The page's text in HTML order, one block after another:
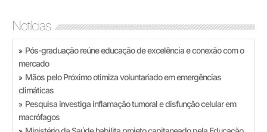
Notícias
» Pós-graduação reúne educação de excelência e conexão com o
mercado
» Mãos pelo Próximo otimiza voluntariado em emergências
climáticas
» Pesquisa investiga inflamação tumoral e disfunção celular em
macrófagos